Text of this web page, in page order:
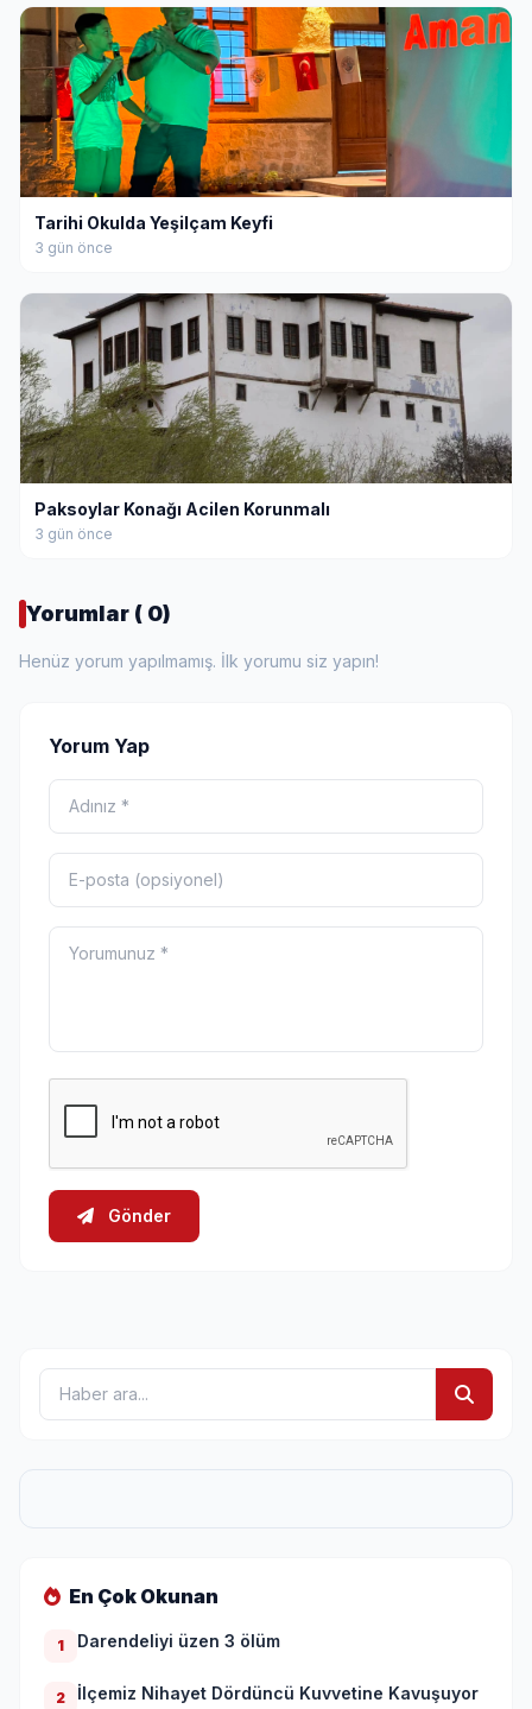
Tarihi Okulda Yeşilçam Keyfi
3 gün önce
Paksoylar Konağı Acilen Korunmalı
3 gün önce
Yorumlar ( 0)
Henüz yorum yapılmamış. İlk yorumu siz yapın!
Yorum Yap
Gönder
En Çok Okunan
1 Darendeliyi üzen 3 ölüm
2 İlçemiz Nihayet Dördüncü Kuvvetine Kavuşuyor